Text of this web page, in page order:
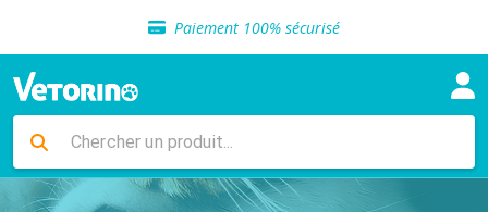
Paiement 100% sécurisé
Livraison gratuite en clinique vétérinaire
Sélection de croquettes vétérinaire
Livraison gratuite en clinique vétérinaire
Retour gratuit en clinique
Sélection de croquettes vétérinaire